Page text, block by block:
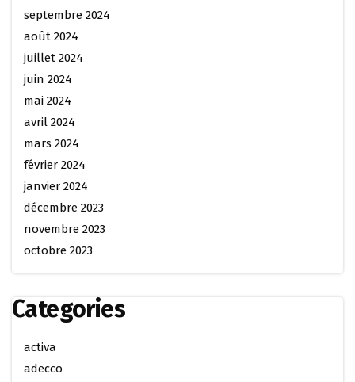
septembre 2024
août 2024
juillet 2024
juin 2024
mai 2024
avril 2024
mars 2024
février 2024
janvier 2024
décembre 2023
novembre 2023
octobre 2023
Categories
activa
adecco